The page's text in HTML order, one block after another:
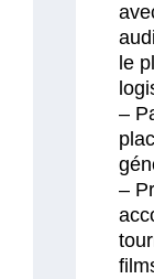
le
–
–